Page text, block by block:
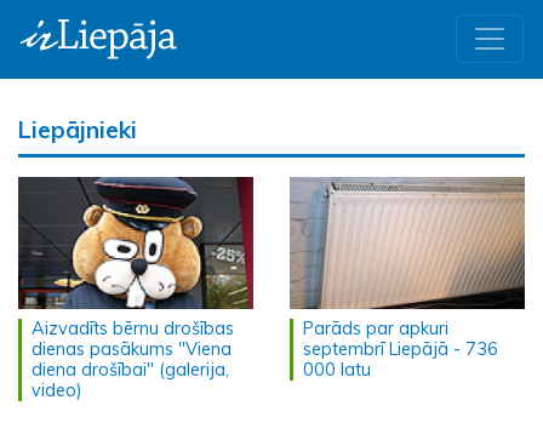
Liepājnieki
Aizvadīts bērnu drošības
dienas pasākums "Viena
diena drošībai" (galerija,
video)
Parāds par apkuri
septembrī Liepājā - 736
000 latu